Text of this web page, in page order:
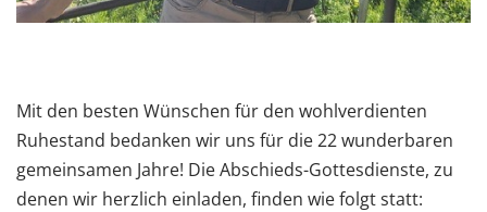
Mit den besten Wünschen für den wohlverdienten
Ruhestand bedanken wir uns für die 22 wunderbaren
gemeinsamen Jahre! Die Abschieds-Gottesdienste, zu
denen wir herzlich einladen, finden wie folgt statt: